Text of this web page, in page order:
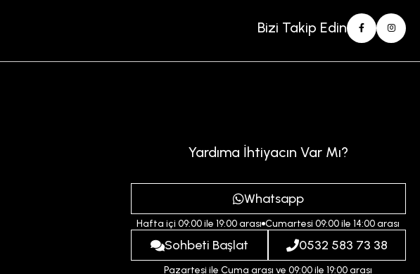
Bizi Takip Edin
Yardıma İhtiyacın Var Mı?
Whatsapp
Hafta içi 09:00 ile 19:00 arası Cumartesi 09:00 ile 14:00 arası
Sohbeti Başlat 0532 583 73 38
Pazartesi ile Cuma arası ve 09:00 ile 19:00 arası